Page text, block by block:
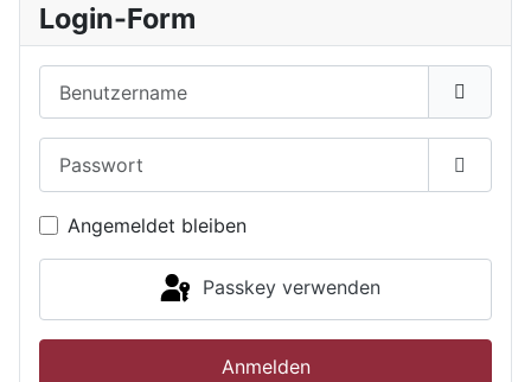
Login-Form
Angemeldet bleiben
Passkey verwenden
Anmelden